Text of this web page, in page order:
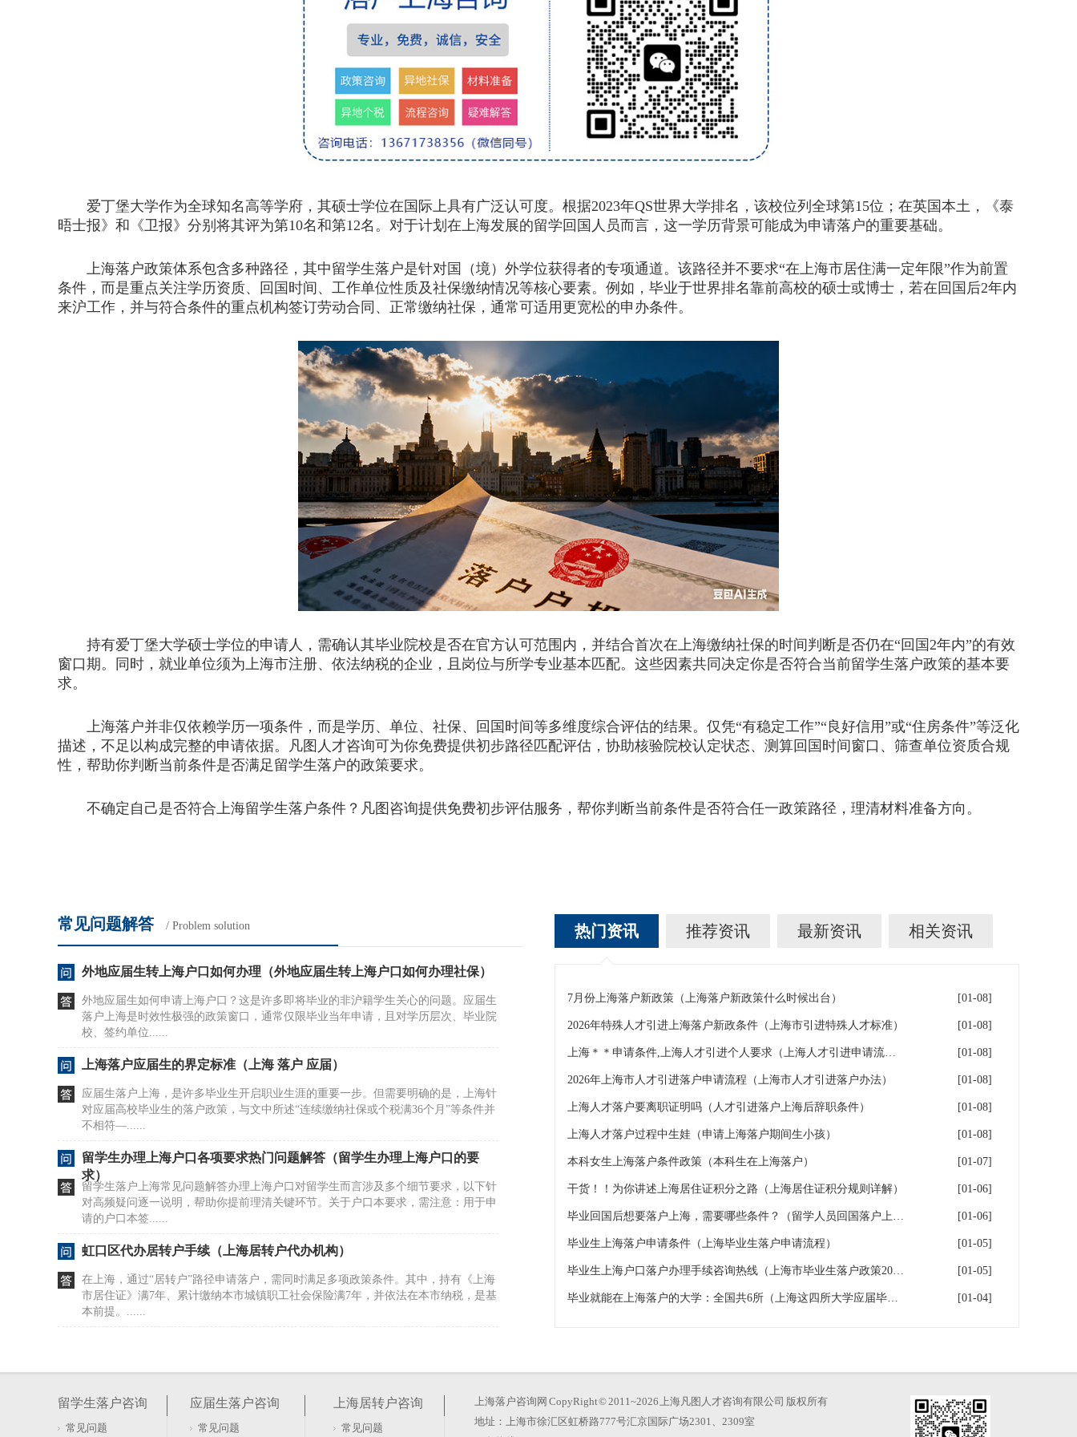
爱丁堡大学作为全球知名高等学府，其硕士学位在国际上具有广泛认可度。根据2023年QS世界大学排名，该校位列全球第15位；在英国本土，《泰
晤士报》和《卫报》分别将其评为第10名和第12名。对于计划在上海发展的留学回国人员而言，这一学历背景可能成为申请落户的重要基础。
上海落户政策体系包含多种路径，其中留学生落户是针对国（境）外学位获得者的专项通道。该路径并不要求“在上海市居住满一定年限”作为前置
条件，而是重点关注学历资质、回国时间、工作单位性质及社保缴纳情况等核心要素。例如，毕业于世界排名靠前高校的硕士或博士，若在回国后2年内
来沪工作，并与符合条件的重点机构签订劳动合同、正常缴纳社保，通常可适用更宽松的申办条件。
持有爱丁堡大学硕士学位的申请人，需确认其毕业院校是否在官方认可范围内，并结合首次在上海缴纳社保的时间判断是否仍在“回国2年内”的有效
窗口期。同时，就业单位须为上海市注册、依法纳税的企业，且岗位与所学专业基本匹配。这些因素共同决定你是否符合当前留学生落户政策的基本要
求。
上海落户并非仅依赖学历一项条件，而是学历、单位、社保、回国时间等多维度综合评估的结果。仅凭“有稳定工作”“良好信用”或“住房条件”等泛化
描述，不足以构成完整的申请依据。凡图人才咨询可为你免费提供初步路径匹配评估，协助核验院校认定状态、测算回国时间窗口、筛查单位资质合规
性，帮助你判断当前条件是否满足留学生落户的政策要求。
不确定自己是否符合上海留学生落户条件？凡图咨询提供免费初步评估服务，帮你判断当前条件是否符合任一政策路径，理清材料准备方向。
常见问题解答 / Problem solution
外地应届生转上海户口如何办理（外地应届生转上海户口如何办理社保）
外地应届生如何申请上海户口？这是许多即将毕业的非沪籍学生关心的问题。应届生
落户上海是时效性极强的政策窗口，通常仅限毕业当年申请，且对学历层次、毕业院
校、签约单位......
上海落户应届生的界定标准（上海 落户 应届）
应届生落户上海，是许多毕业生开启职业生涯的重要一步。但需要明确的是，上海针
对应届高校毕业生的落户政策，与文中所述“连续缴纳社保或个税满36个月”等条件并
不相符—......
留学生办理上海户口各项要求热门问题解答（留学生办理上海户口的要
求）
留学生落户上海常见问题解答办理上海户口对留学生而言涉及多个细节要求，以下针
对高频疑问逐一说明，帮助你提前理清关键环节。关于户口本要求，需注意：用于申
请的户口本签......
虹口区代办居转户手续（上海居转户代办机构）
在上海，通过“居转户”路径申请落户，需同时满足多项政策条件。其中，持有《上海
市居住证》满7年、累计缴纳本市城镇职工社会保险满7年，并依法在本市纳税，是基
本前提。......
上海居住证积分达到120分，是享受子女教育、医保、公租房等公共服务的重要前
社保、紧缺......
热门资讯 推荐资讯 最新资讯 相关资讯
7月份上海落户新政策（上海落户新政策什么时候出台） [01-08]
2026年特殊人才引进上海落户新政条件（上海市引进特殊人才标准） [01-08]
上海＊＊申请条件,上海人才引进个人要求（上海人才引进申请流程） [01-08]
2026年上海市人才引进落户申请流程（上海市人才引进落户办法） [01-08]
上海人才落户要离职证明吗（人才引进落户上海后辞职条件） [01-08]
上海人才落户过程中生娃（申请上海落户期间生小孩） [01-08]
本科女生上海落户条件政策（本科生在上海落户） [01-07]
干货！！为你讲述上海居住证积分之路（上海居住证积分规则详解） [01-06]
毕业回国后想要落户上海，需要哪些条件？（留学人员回国落户上海） [01-06]
毕业生上海落户申请条件（上海毕业生落户申请流程） [01-05]
毕业生上海户口落户办理手续咨询热线（上海市毕业生落户政策2026年） [01-05]
毕业就能在上海落户的大学：全国共6所（上海这四所大学应届毕业生可直接落户） [01-04]
留学生落户咨询
常见问题
应届生落户咨询
常见问题
上海居转户咨询
常见问题
上海落户咨询网 CopyRight © 2011~2026 上海凡图人才咨询有限公司 版权所有
地址：上海市徐汇区虹桥路777号汇京国际广场2301、2309室